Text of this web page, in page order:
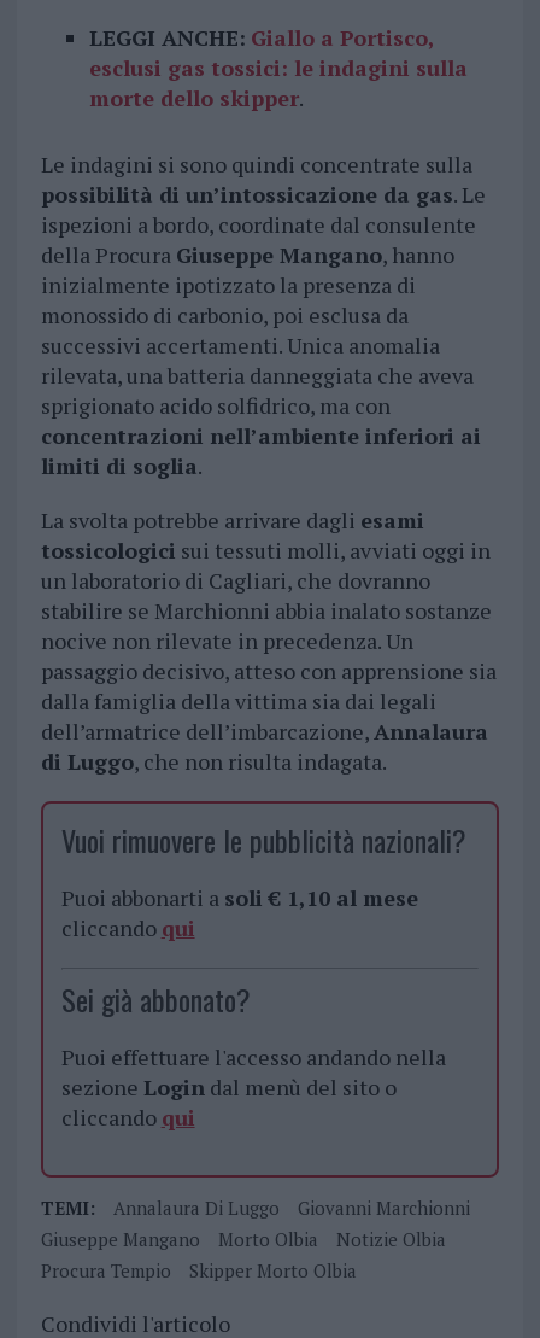
LEGGI ANCHE: Giallo a Portisco,
esclusi gas tossici: le indagini sulla
morte dello skipper.
Le indagini si sono quindi concentrate sulla
possibilità di un’intossicazione da gas. Le
ispezioni a bordo, coordinate dal consulente
della Procura Giuseppe Mangano, hanno
inizialmente ipotizzato la presenza di
monossido di carbonio, poi esclusa da
successivi accertamenti. Unica anomalia
rilevata, una batteria danneggiata che aveva
sprigionato acido solfidrico, ma con
concentrazioni nell’ambiente inferiori ai
limiti di soglia.
La svolta potrebbe arrivare dagli esami
tossicologici sui tessuti molli, avviati oggi in
un laboratorio di Cagliari, che dovranno
stabilire se Marchionni abbia inalato sostanze
nocive non rilevate in precedenza. Un
passaggio decisivo, atteso con apprensione sia
dalla famiglia della vittima sia dai legali
dell’armatrice dell’imbarcazione,Annalaura
di Luggo, che non risulta indagata.
Vuoi rimuovere le pubblicità nazionali?
Puoi abbonarti a soli € 1,10 al mese
cliccando qui
Sei già abbonato?
Puoi effettuare l'accesso andando nella
sezione Logindal menù del sito o
cliccando qui
TEMI: Annalaura Di Luggo
Giovanni Marchionni
Giuseppe Mangano
Morto Olbia
Notizie Olbia
Procura Tempio
Skipper Morto Olbia
Condividi l'articolo